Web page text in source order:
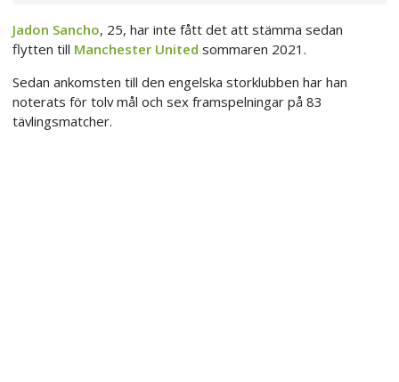
Jadon Sancho, 25, har inte fått det att stämma sedan
flytten till Manchester United sommaren 2021.
Sedan ankomsten till den engelska storklubben har han
noterats för tolv mål och sex framspelningar på 83
tävlingsmatcher.